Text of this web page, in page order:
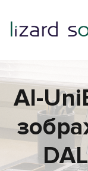
AI-